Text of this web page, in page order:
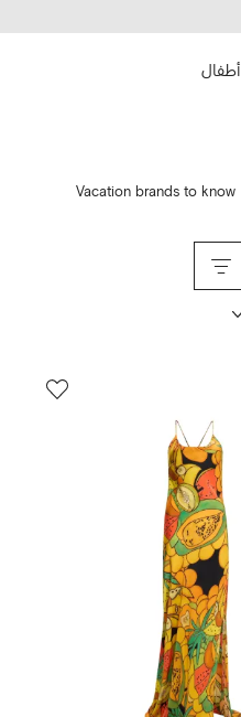
أطفال
Vacation brands to know